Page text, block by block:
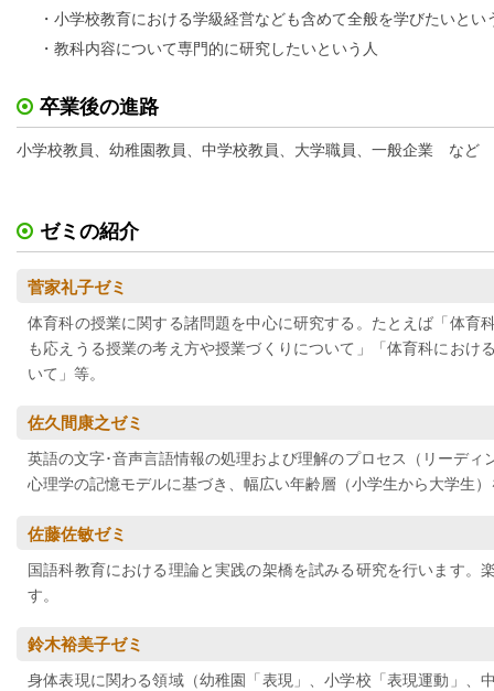
・小学校教育における学級経営なども含めて全般を学びたいとい
・教科内容について専門的に研究したいという人
卒業後の進路
小学校教員、幼稚園教員、中学校教員、大学職員、一般企業 など
ゼミの紹介
菅家礼子ゼミ
体育科の授業に関する諸問題を中心に研究する。たとえば「体育
も応えうる授業の考え方や授業づくりについて」「体育科におけ
いて」等。
佐久間康之ゼミ
英語の文字･音声言語情報の処理および理解のプロセス（リーディ
心理学の記憶モデルに基づき、幅広い年齢層（小学生から大学生
佐藤佐敏ゼミ
国語科教育における理論と実践の架橋を試みる研究を行います。
す。
鈴木裕美子ゼミ
身体表現に関わる領域（幼稚園「表現」、小学校「表現運動」、